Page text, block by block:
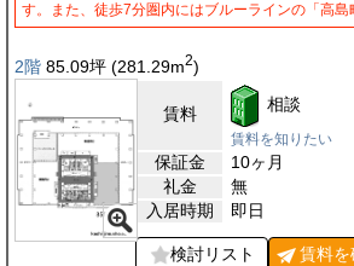
す。また、徒歩7分圏内にはブルーラインの「高
2階 85.09坪 (281.29m2)
賃料 相談
賃料を知りたい
保証金
10ヶ月
礼金
無
入居時期
即日
検討リスト 賃料を